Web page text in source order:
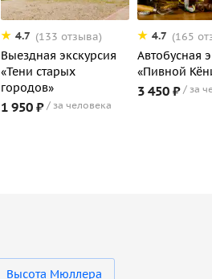
4.7 (133 отзыва)
Выездная экскурсия
«Тени старых
городов»
1 950 ₽ за человека
4.7 (165
Автобусная
«Пивной
3 450 ₽ за
Высота Мюллера